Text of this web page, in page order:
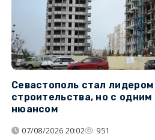
Севастополь стал
строительства, но с
нюансом
07/08/2026 20:02 951